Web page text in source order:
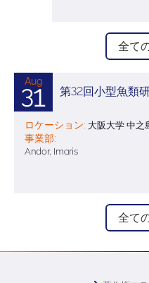
全て
Aug
31 第32回小型魚類
ロケーション: 大阪大学 中之
事業部:
Andor, Imaris
全て